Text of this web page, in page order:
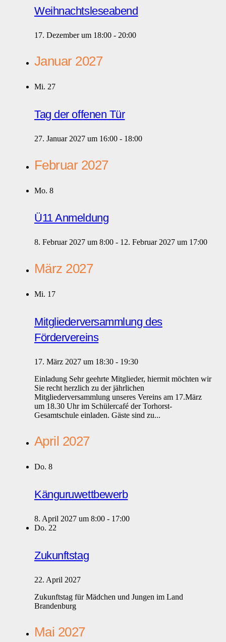
Weihnachtsleseabend
17. Dezember um 18:00 - 20:00
Januar 2027
Mi. 27
Tag der offenen Tür
27. Januar 2027 um 16:00 - 18:00
Februar 2027
Mo. 8
Ü11 Anmeldung
8. Februar 2027 um 8:00 - 12. Februar 2027 um 17:00
März 2027
Mi. 17
Mitgliederversammlung des
Fördervereins
17. März 2027 um 18:30 - 19:30
Einladung Sehr geehrte Mitglieder, hiermit möchten wir
Sie recht herzlich zu der jährlichen
Mitgliederversammlung unseres Vereins am 17.März
um 18.30 Uhr im Schülercafé der Torhorst-
Gesamtschule einladen. Gäste sind zu...
April 2027
Do. 8
Känguruwettbewerb
8. April 2027 um 8:00 - 17:00
Do. 22
Zukunftstag
22. April 2027
Zukunftstag für Mädchen und Jungen im Land
Brandenburg
Mai 2027